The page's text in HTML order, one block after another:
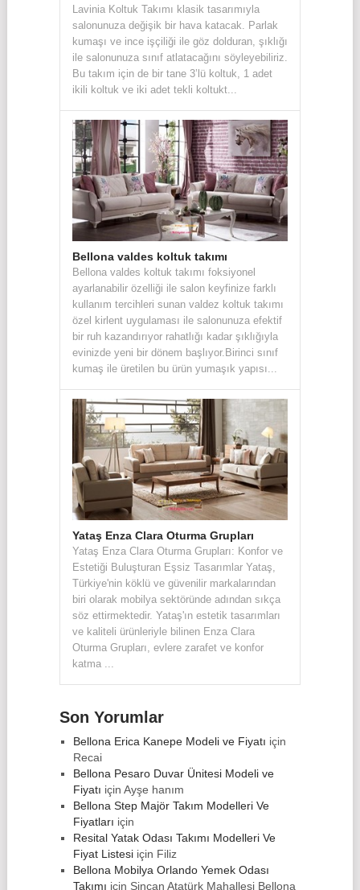
Lavinia Koltuk Takımı klasik tasarımıyla
salonunuza değişik bir hava katacak. Parlak
kumaşı ve ince işçiliği ile göz dolduran, şıklığı
ile salonunuza sınıf atlatacağını söyleyebiliriz.
Bu takım için de bir tane 3’lü koltuk, 1 adet
ikili koltuk ve iki adet tekli koltukt...
Bellona valdes koltuk takımı
Bellona valdes koltuk takımı foksiyonel
ayarlanabilir özelliği ile salon keyfinize farklı
kullanım tercihleri sunan valdez koltuk takımı
özel kirlent uygulaması ile salonunuza efektif
bir ruh kazandırıyor rahatlığı kadar şıklığıyla
evinizde yeni bir dönem başlıyor.Birinci sınıf
kumaş ile üretilen bu ürün yumaşık yapısı...
Yataş Enza Clara Oturma Grupları
Yataş Enza Clara Oturma Grupları: Konfor ve
Estetiği Buluşturan Eşsiz Tasarımlar Yataş,
Türkiye'nin köklü ve güvenilir markalarından
biri olarak mobilya sektöründe adından sıkça
söz ettirmektedir. Yataş'ın estetik tasarımları
ve kaliteli ürünleriyle bilinen Enza Clara
Oturma Grupları, evlere zarafet ve konfor
katma ...
Son Yorumlar
Bellona Erica Kanepe Modeli ve Fiyatı için
Recai
Bellona Pesaro Duvar Ünitesi Modeli ve
Fiyatı için Ayşe hanım
Bellona Step Majör Takım Modelleri Ve
Fiyatları için
Resital Yatak Odası Takımı Modelleri Ve
Fiyat Listesiiçin Filiz
Bellona Mobilya Orlando Yemek Odası
Takımı için Sincan Atatürk Mahallesi Bellona